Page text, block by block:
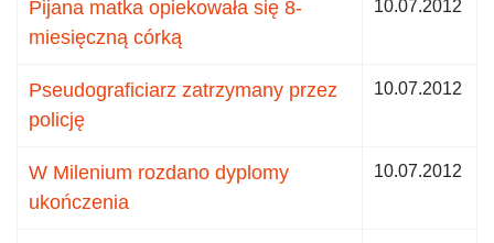
Pijana matka opiekowała się 8-
miesięczną córką
10.07.2012
Pseudograficiarz zatrzymany przez
policję
10.07.2012
W Milenium rozdano dyplomy
ukończenia
10.07.2012